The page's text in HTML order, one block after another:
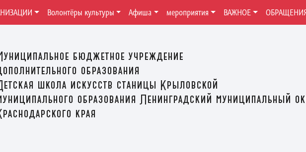
бюджетное учреждение
образования
школа искусств станицы Крыловской
образования Ленинградский муниципальный
края
Волонтёры культуры Афиша мероприятия ВАЖНОЕ